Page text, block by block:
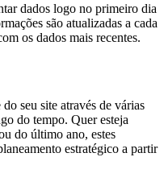
dados logo no primeiro dia
são atualizadas a cada
os dados mais recentes.
seu site através de várias
do tempo. Quer esteja
do último ano, estes
estratégico a partir